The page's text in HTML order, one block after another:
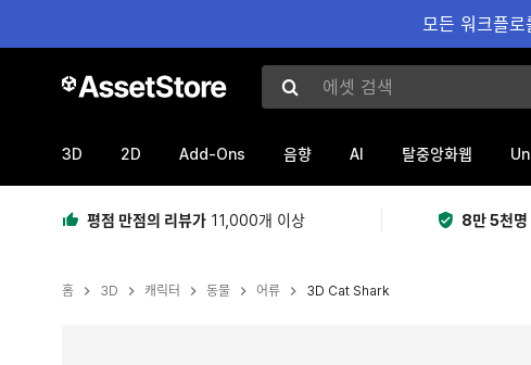
모든 워크플
에셋 검색
3D 2D Add-Ons 음향 AI 탈중앙화웹
평점 만점의 리뷰가 11,000개 이상 8만 5천명
홈 3D 캐릭터 동물 어류 3D Cat Shark